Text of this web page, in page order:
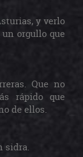
y verlo
orgullo que
. Que no
rápido que
de ellos.
sidra.